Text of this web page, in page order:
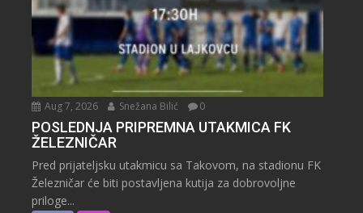
Aug 7, 2026 Snežana Bilić 0
POSLEDNJA PRIPREMNA UTAKMICA FK
ŽELEZNIČAR
Pred prijateljsku utakmicu sa Takovom, na stadionu FK
Železničar će biti postavljena kutija za dobrovoljne
priloge...